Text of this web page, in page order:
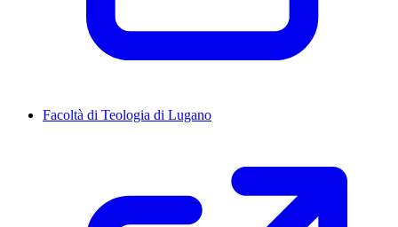
Facoltà di Teologia di Lugano